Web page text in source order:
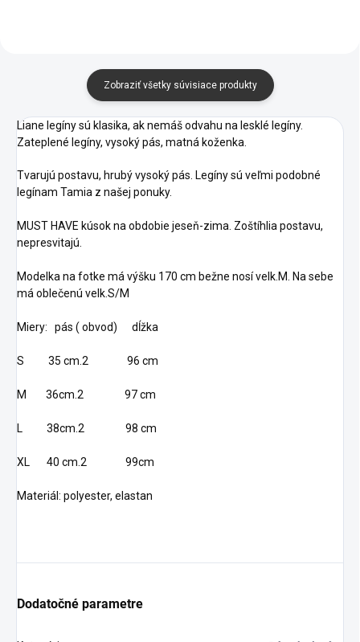
Zobraziť všetky súvisiace produkty
Liane legíny sú klasika, ak nemáš odvahu na lesklé legíny.
Zateplené legíny, vysoký pás, matná koženka.
Tvarujú postavu, hrubý vysoký pás. Legíny sú veľmi podobné
legínam Tamia z našej ponuky.
MUST HAVE kúsok na obdobie jeseň-zima. Zoštíhlia postavu,
nepresvitajú.
Modelka na fotke má výšku 170 cm bežne nosí velk.M. Na sebe
má oblečenú velk.S/M
Miery: pás ( obvod) dĺžka
S 35 cm.2 96 cm
M 36cm.2 97 cm
L 38cm.2 98 cm
XL 40 cm.2 99cm
Materiál: polyester, elastan
Dodatočné parametre